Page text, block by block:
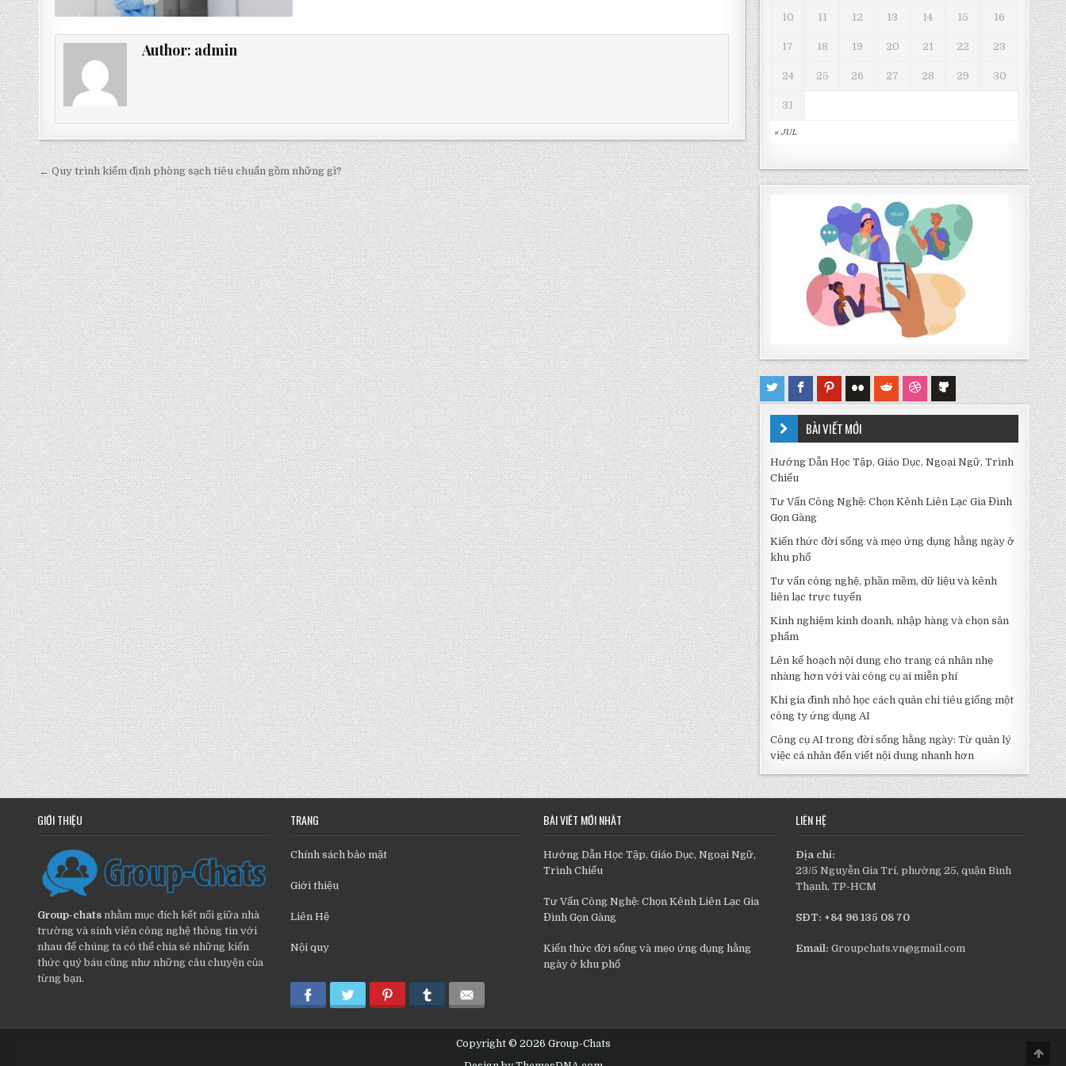
Author: admin
Post
navigation
← Quy trình kiểm định phòng sạch tiêu chuẩn gồm những gì?
« JUL
10 11 12 13 14 15 16
17 18 19 20 21 22 23
24 25 26 27 28 29 30
31
BÀI VIẾT MỚI
Hướng Dẫn Học Tập, Giáo Dục, Ngoại Ngữ, Trình
Chiếu
Tư Vấn Công Nghệ: Chọn Kênh Liên Lạc Gia Đình
Gọn Gàng
Kiến thức đời sống và mẹo ứng dụng hằng ngày ở
khu phố
Tư vấn công nghệ, phần mềm, dữ liệu và kênh
liên lạc trực tuyến
Kinh nghiệm kinh doanh, nhập hàng và chọn sản
phẩm
Lên kế hoạch nội dung cho trang cá nhân nhẹ
nhàng hơn với vài công cụ ai miễn phí
Khi gia đình nhỏ học cách quản chi tiêu giống một
công ty ứng dụng AI
Công cụ AI trong đời sống hằng ngày: Từ quản lý
việc cá nhân đến viết nội dung nhanh hơn
GIỚI THIỆU
Group-chats nhằm mục đích kết nối giữa nhà
trường và sinh viên công nghệ thông tin với
nhau để chúng ta có thể chia sẻ những kiến
thức quý báu cũng như những câu chuyện của
từng bạn.
TRANG
Chính sách bảo mật
Giới thiệu
Liên Hệ
Nội quy
BÀI VIẾT MỚI NHẤT
Hướng Dẫn Học Tập, Giáo Dục, Ngoại Ngữ,
Trình Chiếu
Tư Vấn Công Nghệ: Chọn Kênh Liên Lạc Gia
Đình Gọn Gàng
Kiến thức đời sống và mẹo ứng dụng hằng
ngày ở khu phố
LIÊN HỆ
Địa chỉ:
23/5 Nguyễn Gia Trí, phường 25, quận Bình
Thạnh, TP-HCM
SĐT: +84 96 135 08 70
Email: Groupchats.vn@gmail.com
Copyright © 2026 Group-Chats